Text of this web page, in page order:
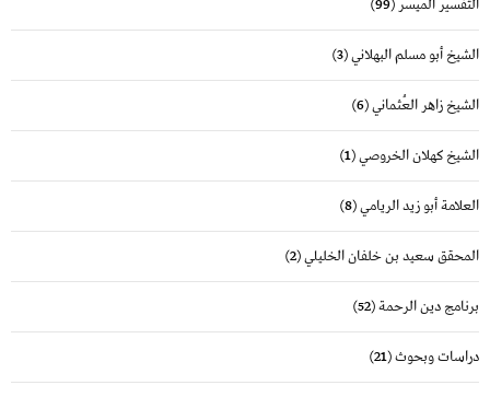
الشيخ أبو مسلم البهلاني(3)
الشيخ زاهر العُثماني(6)
الشيخ كهلان الخروصي(1)
العلامة أبو زيد الريامي(8)
المحقق سعيد بن خلفان الخليلي(2)
برنامج دين الرحمة(52)
دراسات وبحوث(21)